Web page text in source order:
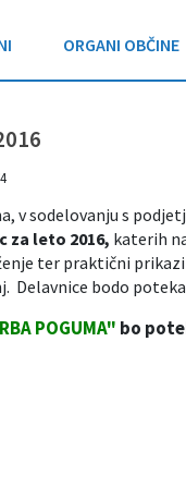
ORGANI OBČINE
v sodelovanju s
za leto 2016, katerih
ter praktični
Delavnice bodo
POGUMA" bo